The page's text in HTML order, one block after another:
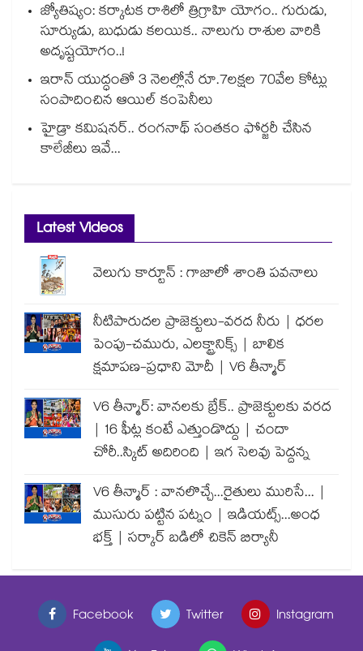
జ్యోతిష్యం: కర్కాటక రాశిలో త్రిగ్రాహి యోగం.. గురుడు,
సూర్యుడు, బుధుడు కలయిక.. నాలుగు రాశుల వారికి
అదృష్టయోగం..!
ఇరాన్ యుద్ధంతో 3 నెలల్లోనే రూ.7లక్షల 70వేల కోట్లు
సంపాదించిన ఆయిల్ కంపెనీలు
హైడ్రా కమిషనర్.. రంగనాథ్ సంతకం ఫోర్జరీ చేసిన
కాలేజీలు ఇవే...
Latest Videos
వెలుగు కార్టూన్ : గాజాలో శాంతి పవనాలు
నీటిపారుదల ప్రాజెక్టులు-వరద నీరు | ధరల
పెంపు-చమురు, ఎలక్ట్రానిక్స్ | బాలిక
క్షమాపణ-ప్రధాని మోదీ | V6 తీన్మార్
V6 తీన్మార్: వానలకు బ్రేక్.. ప్రాజెక్టులకు వరద
| 16 ఫీట్ల కంటే ఎత్తుండొద్దు | చందా
చోరీ..స్కిట్ అదిరింది | ఇగ సెలవు పెద్దన్న
V6 తీన్మార్ : వానలొచ్చే...రైతులు మురిసే... |
ముసురు పట్టిన పట్నం | ఇడియట్స్...అంధ
భక్త్ | సర్కార్ బడిలో చికెన్ బిర్యానీ
Facebook Twitter
Instagram